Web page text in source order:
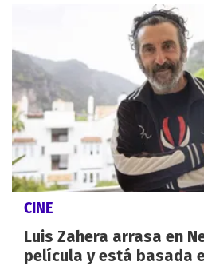
CINE
Luis Zahera arrasa en
película y está basada